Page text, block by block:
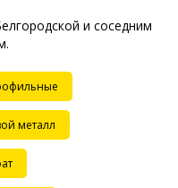
и соседним
металл